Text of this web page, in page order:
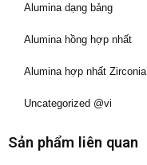
Alumina dạng bảng
Alumina hồng hợp nhất
Alumina hợp nhất Zirconia
Uncategorized @vi
Sản phẩm liên quan